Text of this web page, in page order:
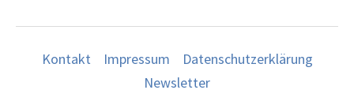
Kontakt Impressum
Datenschutzerklärung
Newsletter